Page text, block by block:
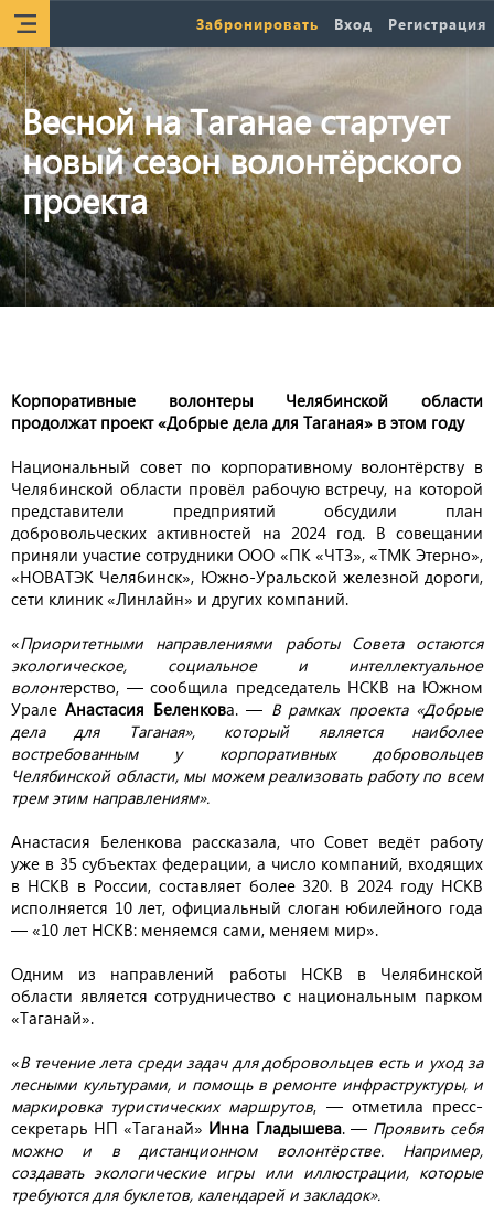
Забронировать Вход Регистрация
Весной на Таганае стартует
новый сезон волонтёрского
проекта
Корпоративные волонтеры Челябинской области
продолжат проект «Добрые дела для Таганая» в этом году
Национальный совет по корпоративному волонтёрству в
Челябинской области провёл рабочую встречу, на которой
представители предприятий обсудили план
добровольческих активностей на 2024 год. В совещании
приняли участие сотрудники ООО «ПК «ЧТЗ», «ТМК Этерно»,
«НОВАТЭК Челябинск», Южно-Уральской железной дороги,
сети клиник «Линлайн» и других компаний.
«Приоритетными направлениями работы Совета остаются
экологическое, социальное и интеллектуальное
волонтерство, — сообщила председатель НСКВ на Южном
УралеАнастасия Беленкова. — В рамках проекта «Добрые
дела для Таганая», который является наиболее
востребованным у корпоративных добровольцев
Челябинской области, мы можем реализовать работу по всем
трем этим направлениям».
Анастасия Беленкова рассказала, что Совет ведёт работу
уже в 35 субъектах федерации, а число компаний, входящих
в НСКВ в России, составляет более 320. В 2024 году НСКВ
исполняется 10 лет, официальный слоган юбилейного года
— «10 лет НСКВ: меняемся сами, меняем мир».
Одним из направлений работы НСКВ в Челябинской
области является сотрудничество с национальным парком
«Таганай».
«В течение лета среди задач для добровольцев есть и уход за
лесными культурами, и помощь в ремонте инфраструктуры, и
маркировка туристических маршрутов, — отметила пресс-
секретарь НП «Таганай» Инна Гладышева. — Проявить себя
можно и в дистанционном волонтёрстве. Например,
создавать экологические игры или иллюстрации, которые
требуются для буклетов, календарей и закладок».